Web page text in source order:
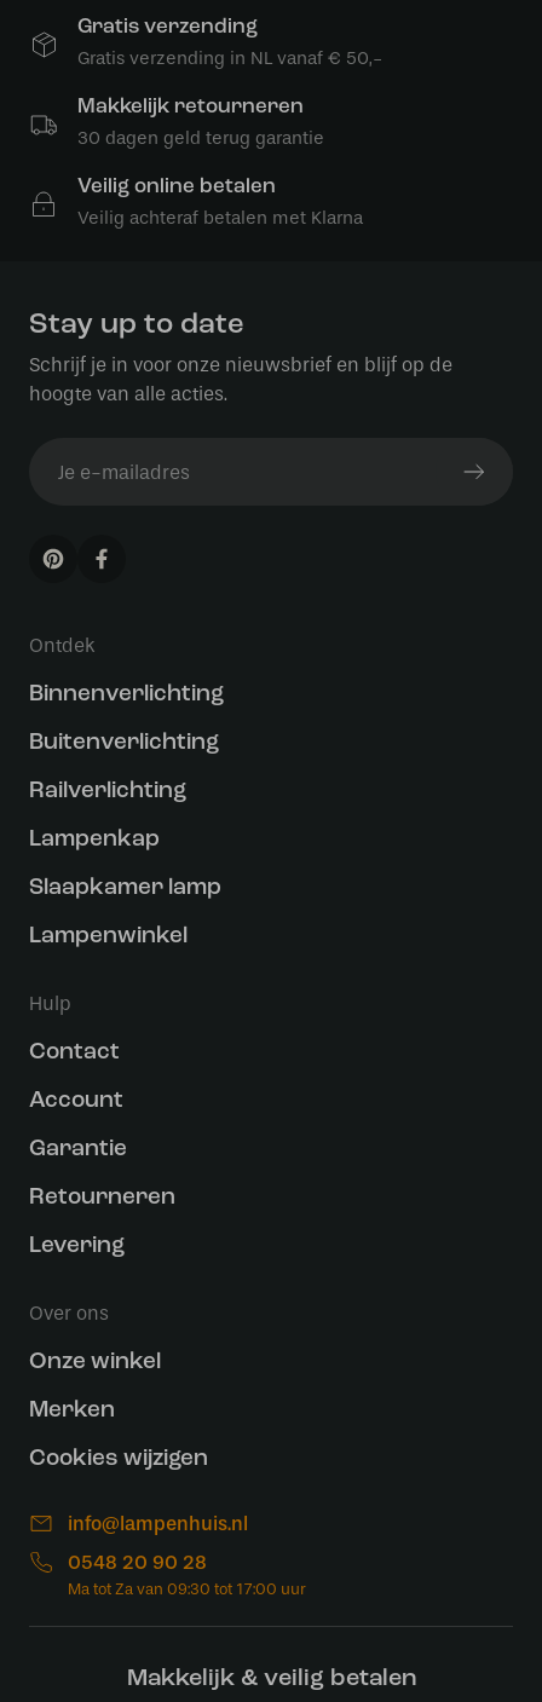
Gratis verzending
Gratis verzending in NL vanaf € 50,-
Makkelijk retourneren
30 dagen geld terug garantie
Veilig online betalen
Veilig achteraf betalen met Klarna
Stay up to date
Schrijf je in voor onze nieuwsbrief en blijf op de
hoogte van alle acties.
Ontdek
Binnenverlichting
Buitenverlichting
Railverlichting
Lampenkap
Slaapkamer lamp
Lampenwinkel
Hulp
Contact
Account
Garantie
Retourneren
Levering
Over ons
Onze winkel
Merken
Cookies wijzigen
info@lampenhuis.nl
0548 20 90 28
Makkelijk & veilig betalen